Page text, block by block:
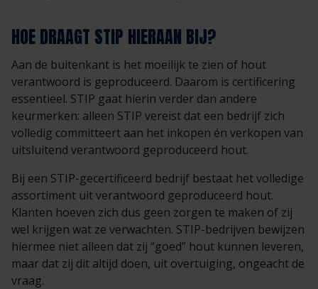
HOE DRAAGT STIP HIERAAN BIJ?
Aan de buitenkant is het moeilijk te zien of hout
verantwoord is geproduceerd. Daarom is certificering
essentieel. STIP gaat hierin verder dan andere
keurmerken: alleen STIP vereist dat een bedrijf zich
volledig committeert aan het inkopen én verkopen van
uitsluitend verantwoord geproduceerd hout.
Bij een STIP-gecertificeerd bedrijf bestaat het volledige
assortiment uit verantwoord geproduceerd hout.
Klanten hoeven zich dus geen zorgen te maken of zij
wel krijgen wat ze verwachten. STIP-bedrijven bewijzen
hiermee niet alleen dat zij “goed” hout kunnen leveren,
maar dat zij dit altijd doen, uit overtuiging, ongeacht de
vraag.